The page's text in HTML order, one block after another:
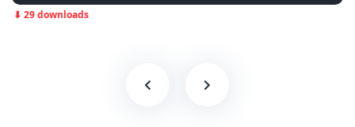
⬇ 29 downloads